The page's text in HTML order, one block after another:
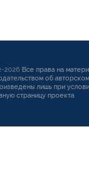
2026 Все права на
об
лишь при
страницу проекта